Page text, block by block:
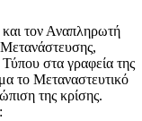
τον Αναπληρωτή
στα γραφεία της
το Μεταναστευτικό
της κρίσης.